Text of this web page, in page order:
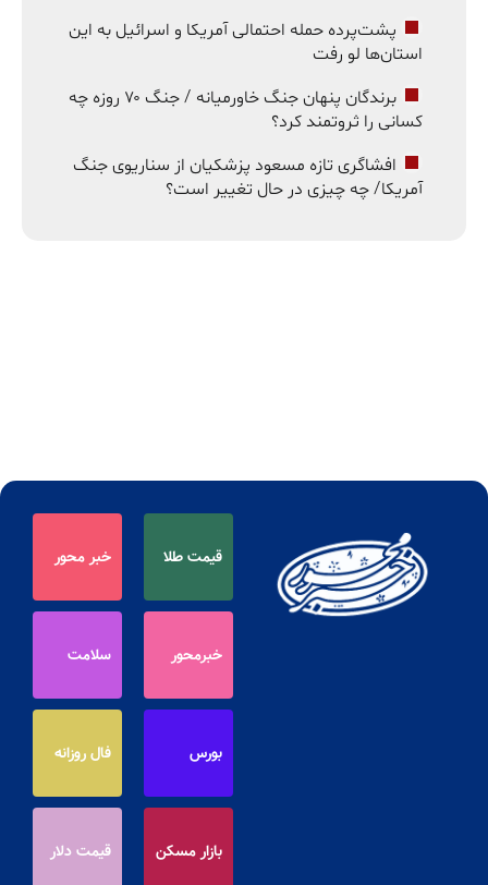
پشت‌پرده حمله احتمالی آمریکا و اسرائیل به این
استان‌ها لو رفت
برندگان پنهان جنگ خاورمیانه / جنگ ۷۰ روزه چه
کسانی را ثروتمند کرد؟
افشاگری تازه مسعود پزشکیان از سناریوی جنگ
آمریکا/ چه چیزی در حال تغییر است؟
قیمت طلا خبر محور
خبرمحور سلامت
بورس فال روزانه
بازار مسکن قیمت دلار